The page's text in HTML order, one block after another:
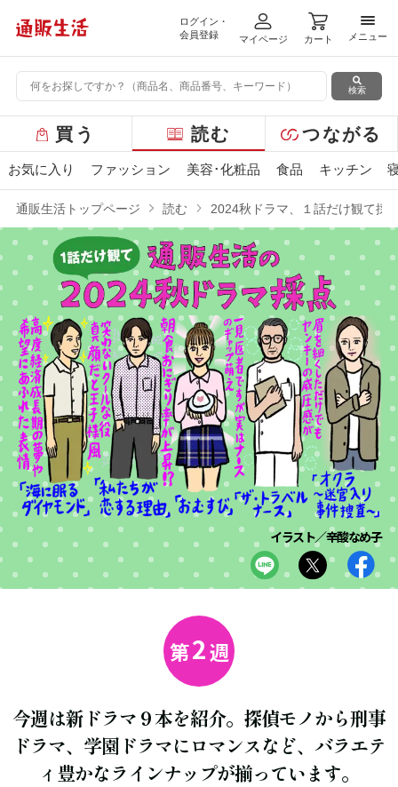
ログイン・
会員登録
マイページ カート
メニ
メニュー
検索
ー
バ
ニ
ュ
ー
買う 読む つながる
お気に入り ファッション 美容･化粧品 食品 キッチン
通販生活トップページ 読む 2024秋ドラマ、１話だけ観て採
イラスト／辛酸なめ子
第2週
今週は新ドラマ９本を紹介。探偵モノから刑事
ドラマ、学園ドラマにロマンスなど、バラエテ
ィ豊かなラインナップが揃っています。